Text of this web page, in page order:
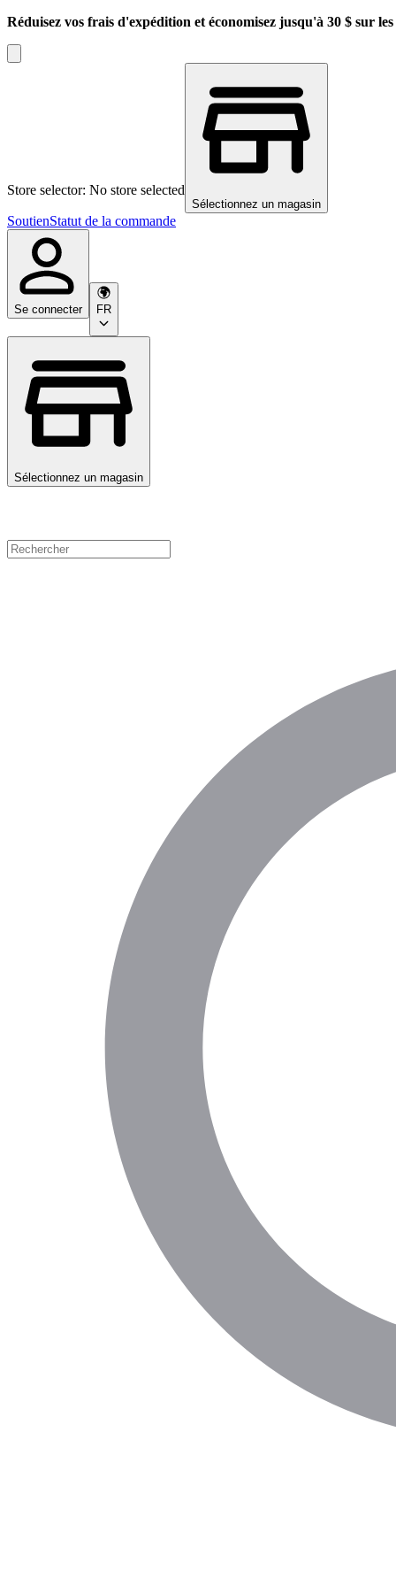
Réduisez vos frais d'expédition et économisez jusqu'à 30 $ sur
Store selector: No store selected
Sélectionnez un magasin
SoutienStatut de la commande
Se connecter FR
Sélectionnez un magasin